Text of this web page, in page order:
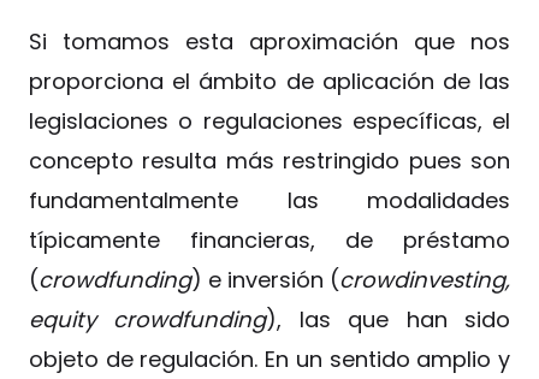
Si tomamos esta aproximación que nos
proporciona el ámbito de aplicación de las
legislaciones o regulaciones específicas, el
concepto resulta más restringido pues son
fundamentalmente las modalidades
típicamente financieras, de préstamo
(crowdfunding) e inversión (crowdinvesting,
equity crowdfunding), las que han sido
objeto de regulación. En un sentido amplio y